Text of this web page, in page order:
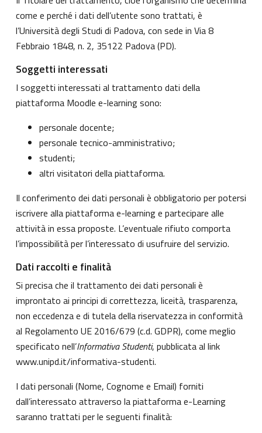
come e perché i dati dell’utente sono trattati, è
l’Università degli Studi di Padova, con sede in Via 8
Febbraio 1848, n. 2, 35122 Padova (PD).
Soggetti interessati
I soggetti interessati al trattamento dati della
piattaforma Moodle e-learning sono:
personale docente;
personale tecnico-amministrativo;
studenti;
altri visitatori della piattaforma.
Il conferimento dei dati personali è obbligatorio per potersi
iscrivere alla piattaforma e-learning e partecipare alle
attività in essa proposte. L’eventuale rifiuto comporta
l’impossibilità per l’interessato di usufruire del servizio.
Dati raccolti e finalità
Si precisa che il trattamento dei dati personali è
improntato ai principi di correttezza, liceità, trasparenza,
non eccedenza e di tutela della riservatezza in conformità
al Regolamento UE 2016/679 (c.d. GDPR), come meglio
specificato nell’Informativa Studenti, pubblicata al link
www.unipd.it/informativa-studenti.
I dati personali (Nome, Cognome e Email) forniti
dall’interessato attraverso la piattaforma e-Learning
saranno trattati per le seguenti finalità: